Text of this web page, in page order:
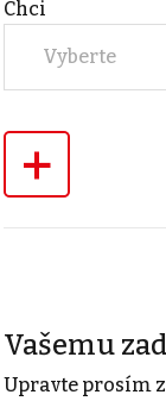
Chci
Vyberte
+
Vašemu
Upravte prosím